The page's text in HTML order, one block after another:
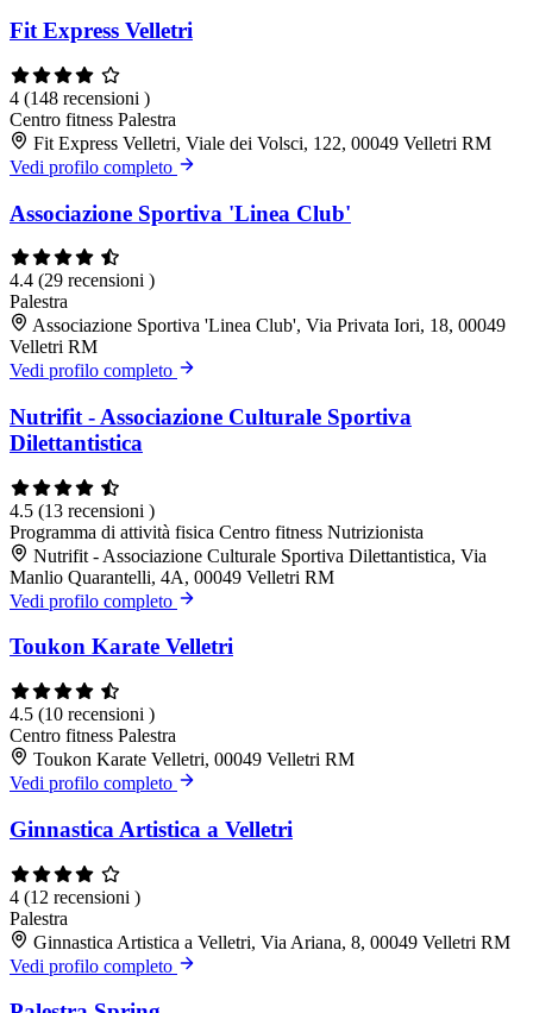
Fit Express Velletri
4 (148 recensioni )
Centro fitness Palestra
Fit Express Velletri, Viale dei Volsci, 122, 00049 Velletri RM
Vedi profilo completo
Associazione Sportiva 'Linea Club'
4.4 (29 recensioni )
Palestra
Associazione Sportiva 'Linea Club', Via Privata Iori, 18, 00049
Velletri RM
Vedi profilo completo
Nutrifit - Associazione Culturale Sportiva
Dilettantistica
4.5 (13 recensioni )
Programma di attività fisica Centro fitness Nutrizionista
Nutrifit - Associazione Culturale Sportiva Dilettantistica, Via
Manlio Quarantelli, 4A, 00049 Velletri RM
Vedi profilo completo
Toukon Karate Velletri
4.5 (10 recensioni )
Centro fitness Palestra
Toukon Karate Velletri, 00049 Velletri RM
Vedi profilo completo
Ginnastica Artistica a Velletri
4 (12 recensioni )
Palestra
Ginnastica Artistica a Velletri, Via Ariana, 8, 00049 Velletri RM
Vedi profilo completo